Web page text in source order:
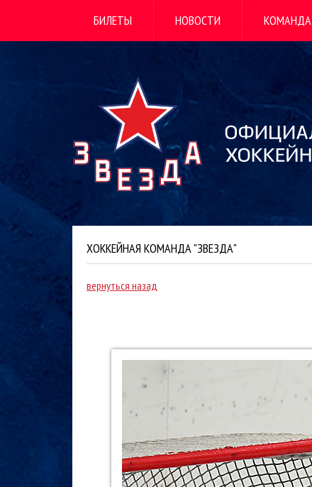
БИЛЕТЫ НОВОСТИ КОМАНДА
ХОККЕЙНАЯ КОМАНДА "ЗВЕЗДА"
вернуться назад